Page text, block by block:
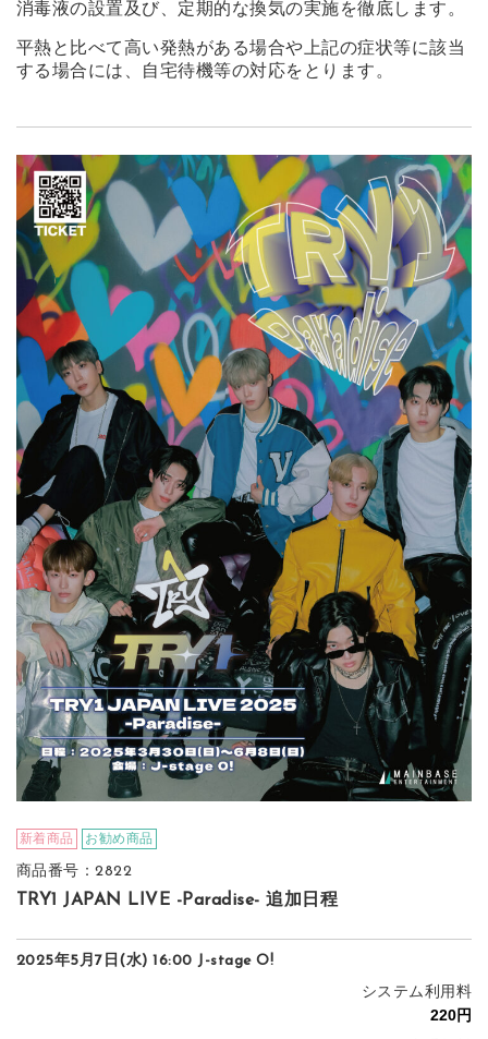
消毒液の設置及び、定期的な換気の実施を徹底します。
平熱と比べて高い発熱がある場合や上記の症状等に該当
する場合には、自宅待機等の対応をとります。
新着商品 お勧め商品
商品番号：2822
TRY1 JAPAN LIVE -Paradise- 追加日程
2025年5月7日(水) 16:00 J-stage O!
システム利用料